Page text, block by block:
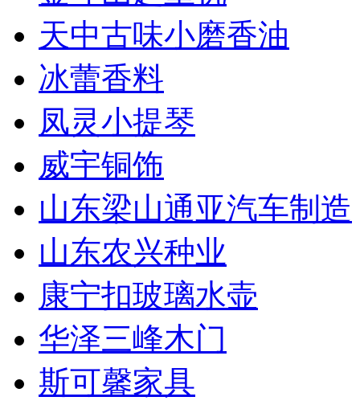
天中古味小磨香油
冰蕾香料
凤灵小提琴
威宇铜饰
山东梁山通亚汽车制造
山东农兴种业
康宁扣玻璃水壶
华泽三峰木门
斯可馨家具